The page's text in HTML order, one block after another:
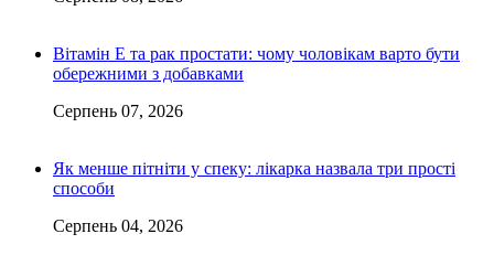
Вітамін Е та рак простати: чому чоловікам варто бути
обережними з добавками
Серпень 07, 2026
Як менше пітніти у спеку: лікарка назвала три прості
способи
Серпень 04, 2026